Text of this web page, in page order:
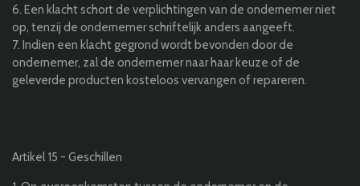
6. Een klacht schort de verplichtingen van de ondernemer niet
op, tenzij de ondernemer schriftelijk anders aangeeft.
7. Indien een klacht gegrond wordt bevonden door de
ondernemer, zal de ondernemer naar haar keuze of de
geleverde producten kosteloos vervangen of repareren.
Artikel 15 - Geschillen